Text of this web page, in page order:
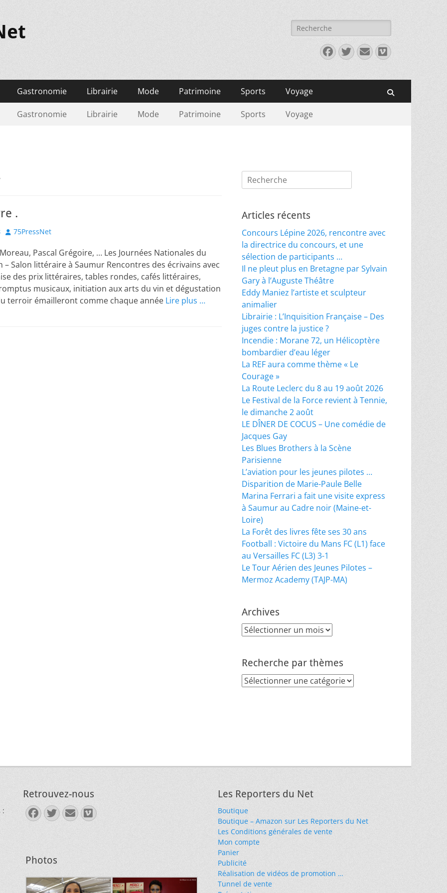
Rechercher :
Facebook
Twitter
E-
mail
Vimeo
Gastronomie Librairie Mode Patrimoine Sports Voyage
Gastronomie Librairie Mode Patrimoine Sports Voyage
.
Author
75PressNet
Pascal Grégoire, … Les Journées Nationales du
– Salon littéraire à Saumur Rencontres des écrivains avec
des prix littéraires, tables rondes, cafés littéraires,
musicaux, initiation aux arts du vin et dégustation
terroir émailleront comme chaque année Lire plus …
Rechercher :
Articles récents
Concours Lépine 2026, rencontre avec
la directrice du concours, et une
sélection de participants …
Il ne pleut plus en Bretagne par Sylvain
Gary à l’Auguste Théâtre
Eddy Maniez l’artiste et sculpteur
animalier
Librairie : L’Inquisition Française – Des
juges contre la justice ?
Incendie : Morane 72, un Hélicoptère
bombardier d’eau léger
La REF aura comme thème « Le
Courage »
La Route Leclerc du 8 au 19 août 2026
Le Festival de la Force revient à Tennie,
le dimanche 2 août
LE DÎNER DE COCUS – Une comédie de
Jacques Gay
Les Blues Brothers à la Scène
Parisienne
L’aviation pour les jeunes pilotes …
Disparition de Marie-Paule Belle
Marina Ferrari a fait une visite express
à Saumur au Cadre noir (Maine-et-
Loire)
La Forêt des livres fête ses 30 ans
Football : Victoire du Mans FC (L1) face
au Versailles FC (L3) 3-1
Le Tour Aérien des Jeunes Pilotes –
Mermoz Academy (TAJP-MA)
Archives
Archives
Recherche par thèmes
Recherche
:
Retrouvez-nous
Facebook
Twitter
E-
mail
Vimeo
Photos
Les Reporters du Net
Boutique
Boutique – Amazon sur Les Reporters du Net
Les Conditions générales de vente
Mon compte
Panier
Publicité
Réalisation de vidéos de promotion …
Tunnel de vente